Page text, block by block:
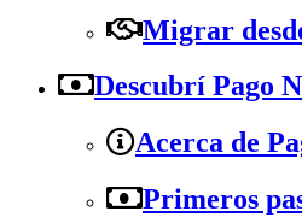
Migrar
Descubrí Pago
Acerca de
Primeros